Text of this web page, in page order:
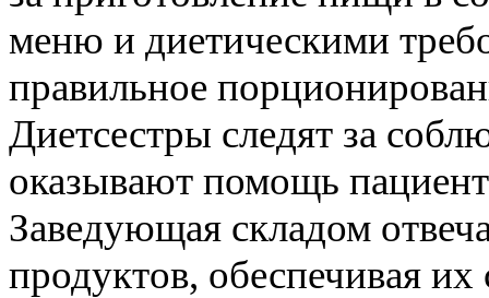
меню и диетическими
правильное
Диетсестры следят за
оказывают помощь
Заведующая складом
продуктов, обеспечивая